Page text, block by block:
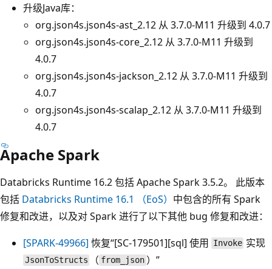
升级Java库：
org.json4s.json4s-ast_2.12 从 3.7.0-M11 升级到 4.0.7
org.json4s.json4s-core_2.12 从 3.7.0-M11 升级到
4.0.7
org.json4s.json4s-jackson_2.12 从 3.7.0-M11 升级到
4.0.7
org.json4s.json4s-scalap_2.12 从 3.7.0-M11 升级到
4.0.7
Apache Spark
Databricks Runtime 16.2 包括 Apache Spark 3.5.2。 此版本
包括 Databricks Runtime 16.1 （EoS） 中包含的所有 Spark
修复和改进，以及对 Spark 进行了以下其他 bug 修复和改进：
[SPARK-49966] 恢复“[SC-179501][sql] 使用 Invoke 实现
JsonToStructs （ from_json ）”